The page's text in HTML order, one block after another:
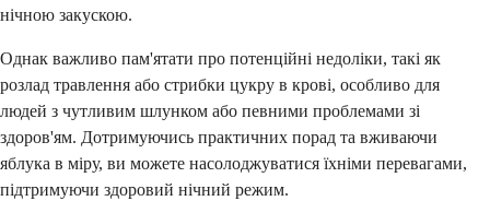
нічною закускою.
Однак важливо пам'ятати про потенційні недоліки, такі як
розлад травлення або стрибки цукру в крові, особливо для
людей з чутливим шлунком або певними проблемами зі
здоров'ям. Дотримуючись практичних порад та вживаючи
яблука в міру, ви можете насолоджуватися їхніми перевагами,
підтримуючи здоровий нічний режим.